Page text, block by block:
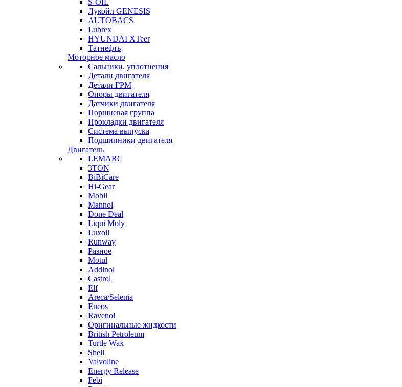
S-OIL
Лукойл GENESIS
AUTOBACS
Lubrex
HYUNDAI XTeer
Татнефть
Моторное масло
Сальники, уплотнения
Детали двигателя
Детали ГРМ
Опоры двигателя
Датчики двигателя
Поршневая группа
Прокладки двигателя
Система выпуска
Подшипники двигателя
Двигатель
LEMARC
3TON
BiBiCare
Hi-Gear
Mobil
Mannol
Done Deal
Liqui Moly
Luxoil
Runway
Разное
Motul
Addinol
Castrol
Elf
Areca/Selenia
Eneos
Ravenol
Оригинальные жидкости
British Petroleum
Turtle Wax
Shell
Valvoline
Energy Release
Febi